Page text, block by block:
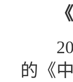
的《